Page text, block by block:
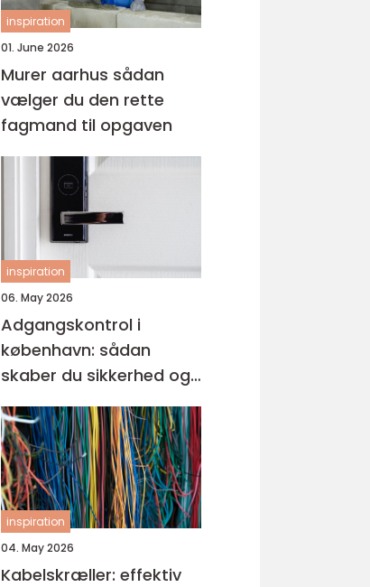
inspiration
01. June 2026
Murer aarhus sådan
vælger du den rette
fagmand til opgaven
inspiration
06. May 2026
Adgangskontrol i
københavn: sådan
skaber du sikkerhed og
tryghed i hverdagen
inspiration
04. May 2026
Kabelskræller: effektiv